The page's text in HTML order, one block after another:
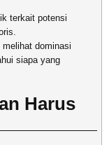
terkait potensi
dominasi
siapa yang
Harus